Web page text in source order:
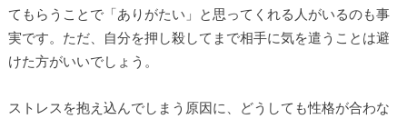
てもらうことで「ありがたい」と思ってくれる人がいるのも事
実です。ただ、自分を押し殺してまで相手に気を遣うことは避
けた方がいいでしょう。
ストレスを抱え込んでしまう原因に、どうしても性格が合わな